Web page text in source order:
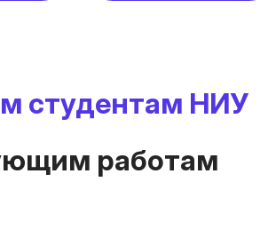
студентам НИУ
работам